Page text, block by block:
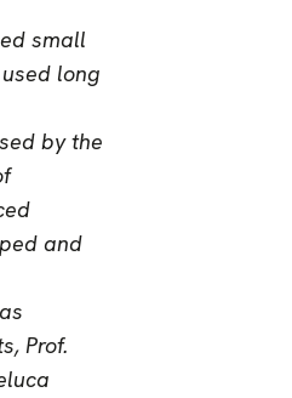
small
long
by the
and
Prof.